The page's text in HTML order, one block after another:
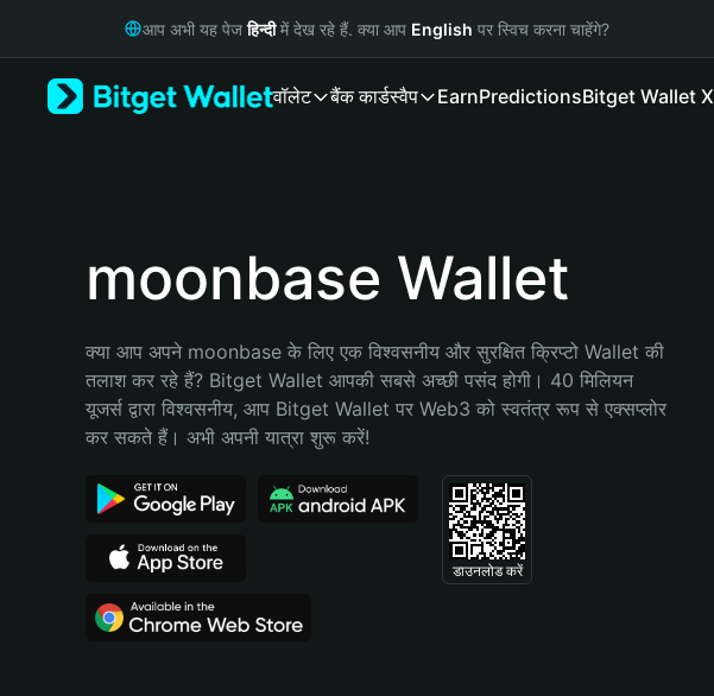
Русский
Bahasa Indonesia
Português (Brasil)
आप अभी यह पेजहिन्दीमें देख रहे हैं. क्या आप English पर स्विच करना चाहेंगे?
वॉलेट बैंक कार्डस्वैप EarnPredictionsBitget Wallet X
moonbase Wallet
क्या आप अपने moonbase के लिए एक विश्वसनीय और सुरक्षित क्रिप्टो Wallet की
तलाश कर रहे हैं? Bitget Wallet आपकी सबसे अच्छी पसंद होगी। 40 मिलियन
यूजर्स द्वारा विश्वसनीय, आप Bitget Wallet पर Web3 को स्वतंत्र रूप से एक्सप्लोर
कर सकते हैं। अभी अपनी यात्रा शुरू करें!
डाउनलोड करें